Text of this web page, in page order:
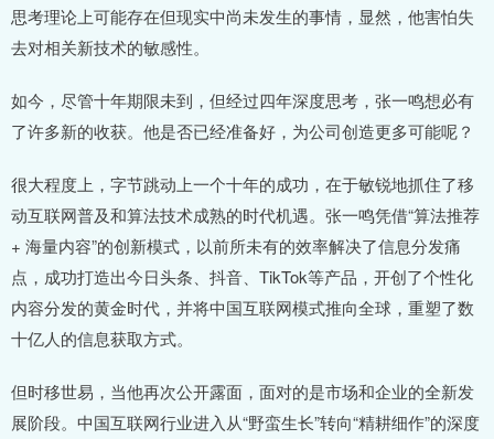
思考理论上可能存在但现实中尚未发生的事情，显然，他害怕失
去对相关新技术的敏感性。
如今，尽管十年期限未到，但经过四年深度思考，张一鸣想必有
了许多新的收获。他是否已经准备好，为公司创造更多可能呢？
很大程度上，字节跳动上一个十年的成功，在于敏锐地抓住了移
动互联网普及和算法技术成熟的时代机遇。张一鸣凭借“算法推荐
+ 海量内容”的创新模式，以前所未有的效率解决了信息分发痛
点，成功打造出今日头条、抖音、TikTok等产品，开创了个性化
内容分发的黄金时代，并将中国互联网模式推向全球，重塑了数
十亿人的信息获取方式。
但时移世易，当他再次公开露面，面对的是市场和企业的全新发
展阶段。中国互联网行业进入从“野蛮生长”转向“精耕细作”的深度